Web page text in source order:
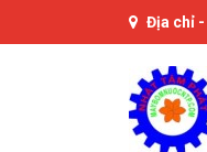
Địa chỉ -